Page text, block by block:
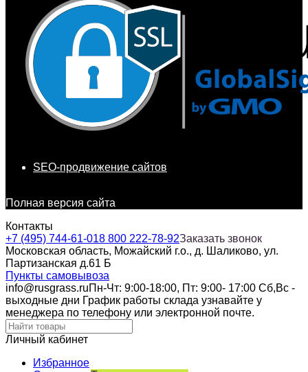
SEO-продвижение сайтов
Полная версия сайта
Контакты
+7 (495) 744-61-018 800 222-78-92Заказать звонок
Московская область, Можайский г.о., д. Шаликово, ул.
Партизанская д.61 Б
Пункты самовывоза
info@rusgrass.ruПн-Чт: 9:00-18:00, Пт: 9:00- 17:00 Сб,Вс -
выходные дни График работы склада узнавайте у
менеджера по телефону или электронной почте.
Личный кабинет
Избранное